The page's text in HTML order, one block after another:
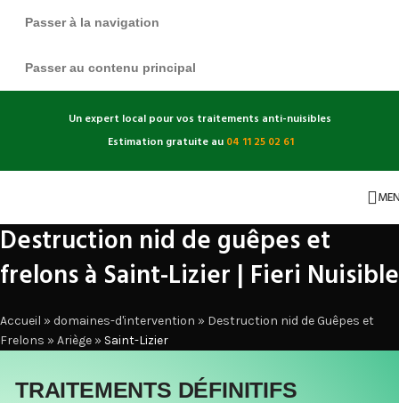
Passer à la navigation
Passer au contenu principal
Un expert local pour vos traitements anti-nuisibles
Estimation gratuite au 04 11 25 02 61
Destruction nid de guêpes et
frelons à Saint-Lizier | Fieri Nuisible
Accueil » domaines-d'intervention » Destruction nid de Guêpes et
Frelons » Ariège » Saint-Lizier
TRAITEMENTS DÉFINITIFS